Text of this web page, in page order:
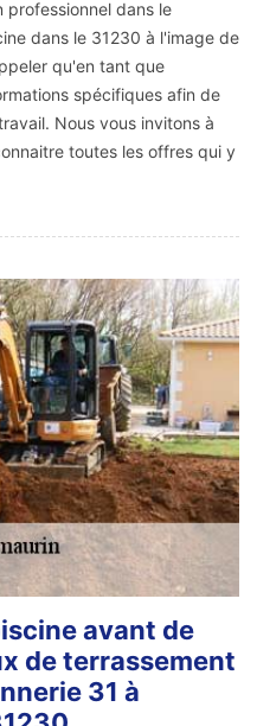
professionnel dans le
dans le 31230 à l'image de
qu'en tant que
spécifiques afin de
Nous vous invitons à
toutes les offres qui y
avant de
de terrassement
31 à